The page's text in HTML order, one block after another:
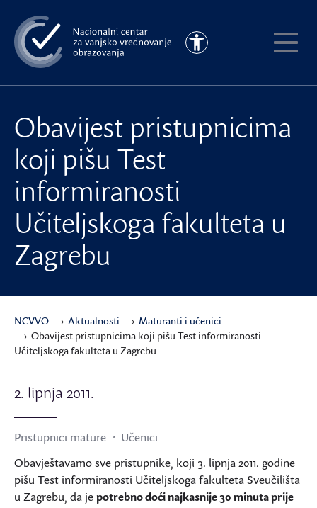
na
glavni
sadržaj
Pristupačnost
Obavijest pristupnicima
koji pišu Test
informiranosti
Učiteljskoga fakulteta u
Zagrebu
NCVVO Aktualnosti
Maturanti i učenici
Obavijest pristupnicima koji pišu Test informiranosti
Učiteljskoga fakulteta u Zagrebu
2. lipnja 2011.
Pristupnici mature
Učenici
Obavještavamo sve pristupnike, koji 3. lipnja 2011. godine
pišu Test informiranosti Učiteljskoga fakulteta Sveučilišta
u Zagrebu, da jepotrebno doći najkasnije 30 minuta prije